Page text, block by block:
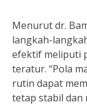
Menurut dr.
langkah-
efektif meliputi
teratur. “Pola
rutin dapat
tetap stabil dan